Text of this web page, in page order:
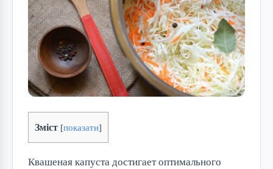
Зміст [показати]
Квашеная капуста достигает оптимального